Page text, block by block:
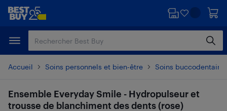
Passer
principal
Passer
Accueil Soins personnels et bien-être Soins buccodentaires
Ensemble Everyday Smile - Hydropulseur et
trousse de blanchiment des dents (rose)